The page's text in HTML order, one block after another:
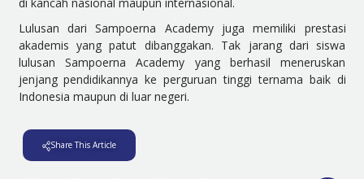
Lulusan dari Sampoerna Academy juga memiliki prestasi
akademis yang patut dibanggakan. Tak jarang dari siswa
lulusan Sampoerna Academy yang berhasil meneruskan
jenjang pendidikannya ke perguruan tinggi ternama baik di
Indonesia maupun di luar negeri.
Share This Article